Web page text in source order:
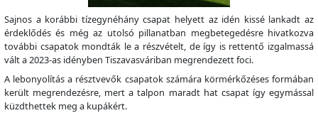
Sajnos a korábbi tízegynéhány csapat helyett az idén kissé lankadt az
érdeklődés és még az utolsó pillanatban megbetegedésre hivatkozva
további csapatok mondták le a részvételt, de így is rettentő izgalmassá
vált a 2023-as idényben Tiszavasváriban megrendezett foci.
A lebonyolítás a résztvevők csapatok számára körmérkőzéses formában
került megrendezésre, mert a talpon maradt hat csapat így egymással
küzdthettek meg a kupákért.